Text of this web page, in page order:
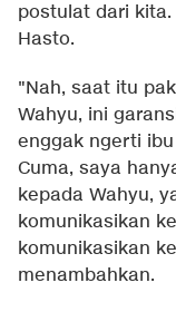
postulat dari
Hasto.
"Nah, saat itu
Wahyu, ini
enggak ngerti
Cuma, saya
kepada Wahyu,
komunikasikan
komunikasikan
menambahkan.